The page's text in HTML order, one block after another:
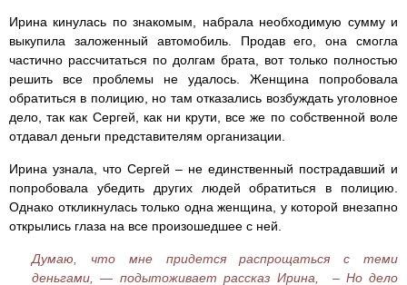
Ирина кинулась по знакомым, набрала необходимую сумму и
выкупила заложенный автомобиль. Продав его, она смогла
частично рассчитаться по долгам брата, вот только полностью
решить все проблемы не удалось. Женщина попробовала
обратиться в полицию, но там отказались возбуждать уголовное
дело, так как Сергей, как ни крути, все же по собственной воле
отдавал деньги представителям организации.
Ирина узнала, что Сергей – не единственный пострадавший и
попробовала убедить других людей обратиться в полицию.
Однако откликнулась только одна женщина, у которой внезапно
открылись глаза на все произошедшее с ней.
Думаю, что мне придется распрощаться с теми
деньгами, — подытоживает рассказ Ирина, – Но дело